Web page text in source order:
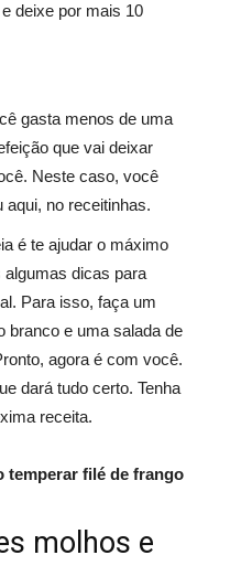
deixe por mais 10
gasta menos de uma
que vai deixar
Neste caso, você
aqui, no receitinhas.
é te ajudar o máximo
dicas para
Para isso, faça um
branco e uma salada de
agora é com você.
dará tudo certo. Tenha
receita.
temperar filé de frango
molhos e